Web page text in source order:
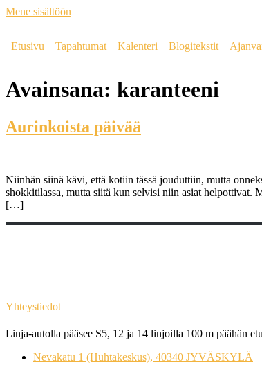
Mene sisältöön
Etusivu Tapahtumat Kalenteri Blogitekstit
Avainsana: karanteeni
Aurinkoista päivää
Niinhän siinä kävi, että kotiin tässä jouduttiin, mutta
shokkitilassa, mutta siitä kun selvisi niin asiat helpottivat.
[…]
Yhteystiedot
Linja-autolla pääsee S5, 12 ja 14 linjoilla 100 m päähän
Nevakatu 1 (Huhtakeskus), 40340 JYVÄSKYLÄ